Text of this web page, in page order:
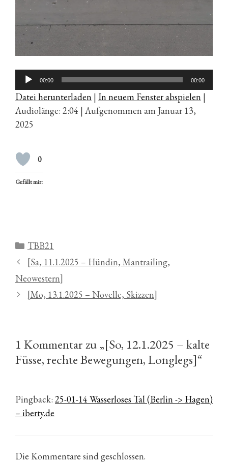
Audio-
Player
00:00 00:00
Datei herunterladen | In neuem Fenster abspielen |
Audiolänge: 2:04 | Aufgenommen am Januar 13,
2025
0
Gefällt mir:
Kategorien
TBB21
[Sa, 11.1.2025 – Hündin, Mantrailing,
Neowestern]
[Mo, 13.1.2025 – Novelle, Skizzen]
1 Kommentar zu „[So, 12.1.2025 – kalte
Füsse, rechte Bewegungen, Longlegs]“
Pingback: 25-01-14 Wasserloses Tal (Berlin -> Hagen)
– iberty.de
Die Kommentare sind geschlossen.